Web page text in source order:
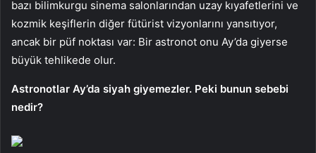
bazı bilimkurgu sinema salonlarından uzay kıyafetlerini ve
kozmik keşiflerin diğer fütürist vizyonlarını yansıtıyor,
ancak bir püf noktası var: Bir astronot onu Ay’da giyerse
büyük tehlikede olur.
Astronotlar Ay’da siyah giyemezler. Peki bunun sebebi
nedir?